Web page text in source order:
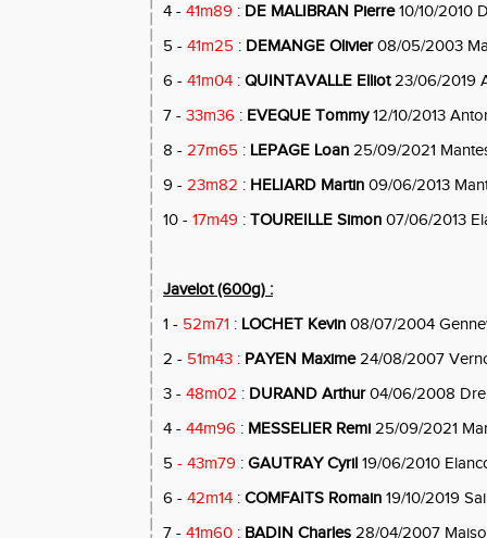
4 - 41m89 : DE MALIBRAN Pierre10/10/2010
5 - 41m25 : DEMANGE Olivier08/05/2003
6 - 41m04 : QUINTAVALLE Elliot23/06/2019
7 - 33m36 : EVEQUE Tommy12/10/2013
8 - 27m65 : LEPAGE Loan 25/09/2021
9 - 23m82 : HELIARD Martin 09/06/2013
10 - 17m49 : TOUREILLE Simon 07/06/2013
Javelot (600g) :
1 - 52m71 : LOCHET Kevin 08/07/2004
2 - 51m43 : PAYEN Maxime24/08/2007
3 - 48m02 : DURAND Arthur04/06/2008
4 - 44m96 : MESSELIER Remi 25/09/2021
5 - 43m79 : GAUTRAY Cyril 19/06/2010
6 - 42m14 : COMFAITS Romain 19/10/2019
7 - 41m60 : BADIN Charles 28/04/2007